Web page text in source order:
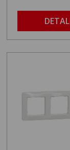
maximă
kg și înălțime
de la 1,8 la